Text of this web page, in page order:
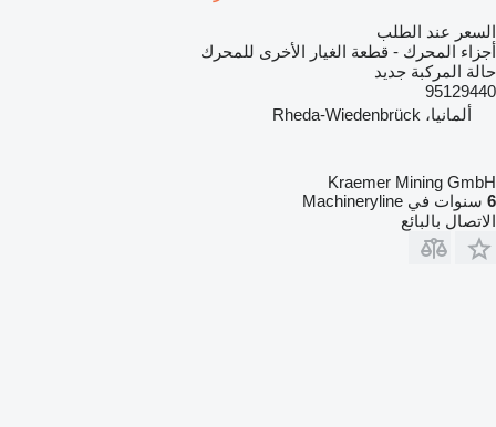
السعر عند الطلب
أجزاء المحرك - قطعة الغيار الأخرى للمحرك
حالة المركبة جديد
95129440
ألمانيا، Rheda-Wiedenbrück
Kraemer Mining GmbH
6 سنوات في Machineryline
الاتصال بالبائع